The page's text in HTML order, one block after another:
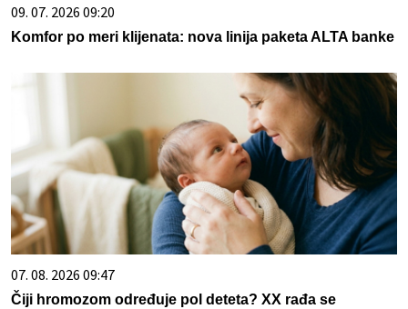
09. 07. 2026 09:20
Komfor po meri klijenata: nova linija paketa ALTA banke
07. 08. 2026 09:47
Čiji hromozom određuje pol deteta? XX rađa se